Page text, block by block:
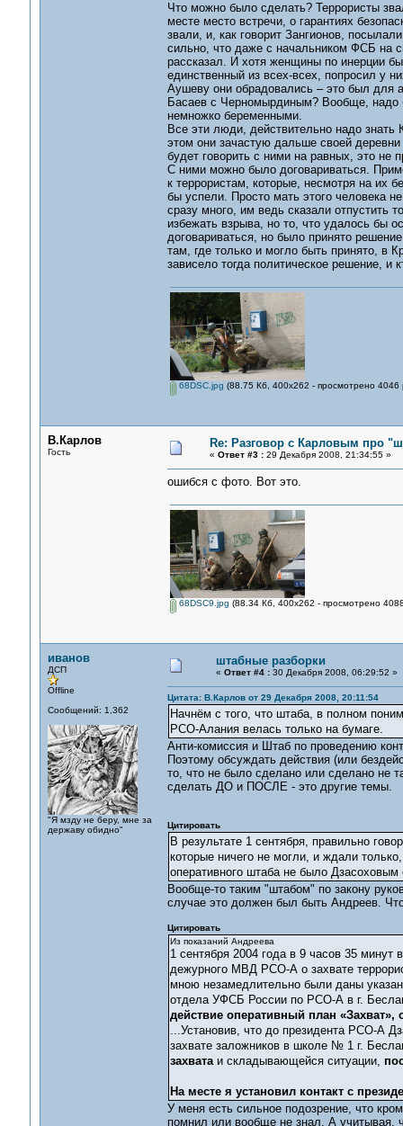
Что можно было сделать? Террористы
месте место встречи, о гарантиях
звали, и, как говорит Зангионов,
сильно, что даже с начальником ФСБ на
рассказал. И хотя женщины по инерции
единственный из всех-всех, попросил у
Аушеву они обрадовались – это был для
Басаев с Черномырдиным? Вообще, надо
немножко беременными.
Все эти люди, действительно надо
этом они зачастую дальше своей
будет говорить с ними на равных, это не
С ними можно было договариваться.
к террористам, которые, несмотря на их
бы успели. Просто мать этого человека
сразу много, им ведь сказали
избежать взрыва, но то, что удалось бы
договариваться, но было принято
там, где только и могло быть принято, в
зависело тогда политическое решение, и
68DSC.jpg (88.75 Кб, 400x262 - просмотрено 4046
В.Карлов
Гость
Re: Разговор с Карловым про
« Ответ #3 :29 Декабря 2008, 21:34:55 »
ошибся с фото. Вот это.
68DSC9.jpg (88.34 Кб, 400x262 - просмотрено
иванов
ДСП
Offline
Сообщений: 1,362
"Я мзду не беру, мне за
державу обидно"
штабные разборки
« Ответ #4 :30 Декабря 2008, 06:29:52 »
Цитата: В.Карлов от 29 Декабря 2008, 20:11:54
Начнём с того, что штаба, в полном
РСО-Алания велась только на бумаге.
Анти-комиссия и Штаб по проведению
Поэтому обсуждать действия (или
то, что не было сделано или сделано не
сделать ДО и ПОСЛЕ - это другие темы.
Цитировать
В результате 1 сентября, правильно
которые ничего не могли, и ждали
оперативного штаба не было Дзасоховым
Вообще-то таким "штабом" по закону
случае это должен был быть Андреев.
Цитировать
Из показаний Андреева
1 сентября 2004 года в 9 часов 35
дежурного МВД РСО-А о захвате
мною незамедлительно были даны
отдела УФСБ России по РСО-А в г.
действие оперативный план
...Установив, что до президента РСО-А
захвате заложников в школе № 1 г.
захватаи складывающейся ситуации,
На месте я установил контакт с
У меня есть сильное подозрение, что
помнил или вообще не знал. А учитывая,